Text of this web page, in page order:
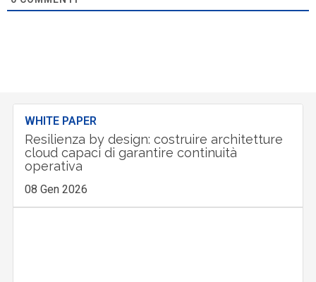
WHITE PAPER
Resilienza by design: costruire architetture
cloud capaci di garantire continuità
operativa
08 Gen 2026